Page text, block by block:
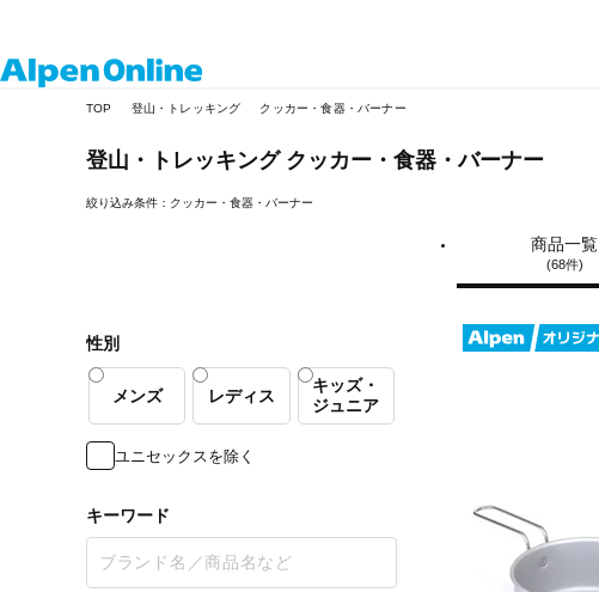
TOP 登山・トレッキング クッカー・食器・バーナー
登山・トレッキング クッカー・食器・バーナー
絞り込み条件：クッカー・食器・バーナー
性別
メンズ レディス
キッズ・
ジュニア
ユニセックスを除く
キーワード
商品一覧
(68件)